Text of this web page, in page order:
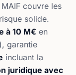
couvre les
solide.
à 10 M€ en
garantie
incluant la
juridique avec